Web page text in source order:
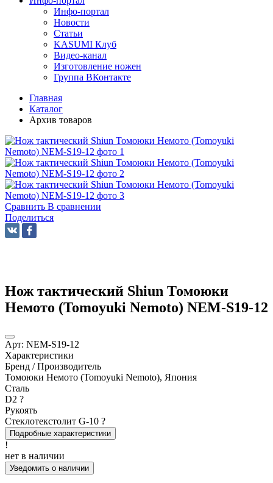
Инфо-портал
Новости
Статьи
KASUMI Клуб
Видео-канал
Изготовление ножен
Группа ВКонтакте
Главная
Каталог
Архив товаров
Сравнить В сравнении
Поделиться
Нож тактический Shiun Томоюки
Немото (Tomoyuki Nemoto) NEM-S19-12
Арт: NEM-S19-12
Характеристики
Бренд / Производитель
Томоюки Немото (Tomoyuki Nemoto), Япония
Сталь
D2 ?
Рукоять
Стеклотекстолит G-10 ?
Подробные характеристики
!
нет в наличии
Уведомить о наличии